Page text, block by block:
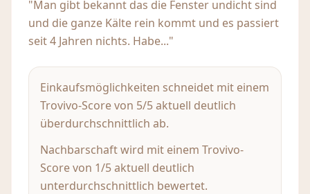
"Man gibt bekannt das die Fenster undicht sind
und die ganze Kälte rein kommt und es passiert
seit 4 Jahren nichts. Habe..."
Einkaufsmöglichkeiten schneidet mit einem
Trovivo-Score von 5/5 aktuell deutlich
überdurchschnittlich ab.
Nachbarschaft wird mit einem Trovivo-
Score von 1/5 aktuell deutlich
unterdurchschnittlich bewertet.